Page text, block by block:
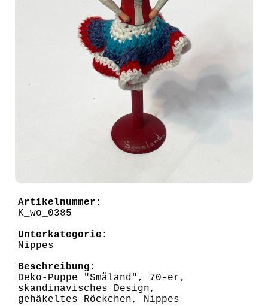
Artikelnummer:
K_wo_0385
Unterkategorie:
Nippes
Beschreibung:
Deko-Puppe "Småland", 70-er,
skandinavisches Design,
gehäkeltes Röckchen, Nippes